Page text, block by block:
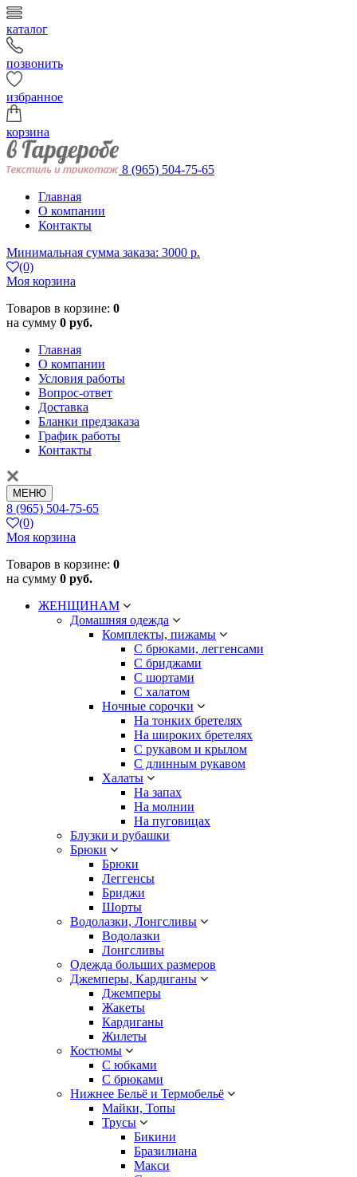
каталог
позвонить
избранное
корзина
8 (965) 504-75-65
Главная
О компании
Контакты
Минимальная сумма заказа: 3000 р.
(0)
Моя корзина
Товаров в корзине: 0
на сумму 0 руб.
Главная
О компании
Условия работы
Вопрос-ответ
Доставка
Бланки предзаказа
График работы
Контакты
МЕНЮ
8 (965) 504-75-65
(0)
Моя корзина
Товаров в корзине: 0
на сумму 0 руб.
ЖЕНЩИНАМ
Домашняя одежда
Комплекты, пижамы
С брюками, леггенсами
С бриджами
С шортами
С халатом
Ночные сорочки
На тонких бретелях
На широких бретелях
С рукавом и крылом
С длинным рукавом
Халаты
На запах
На молнии
На пуговицах
Блузки и рубашки
Брюки
Брюки
Леггенсы
Бриджи
Шорты
Водолазки, Лонгсливы
Водолазки
Лонгсливы
Одежда больших размеров
Джемперы, Кардиганы
Джемперы
Жакеты
Кардиганы
Жилеты
Костюмы
С юбками
С брюками
Нижнее Бельё и Термобельё
Майки, Топы
Трусы
Бикини
Бразилиана
Макси